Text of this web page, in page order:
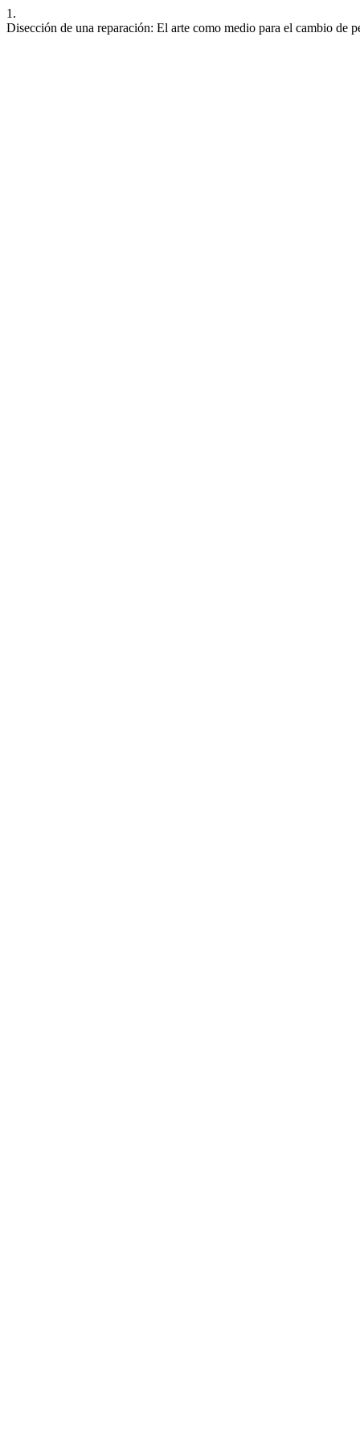
1.
Disección de una reparación: El arte como medio para el cambio de